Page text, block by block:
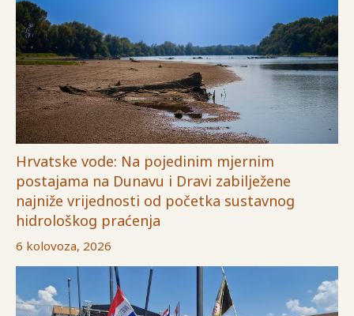
Hrvatske vode: Na pojedinim mjernim
postajama na Dunavu i Dravi zabilježene
najniže vrijednosti od početka sustavnog
hidrološkog praćenja
6 kolovoza, 2026